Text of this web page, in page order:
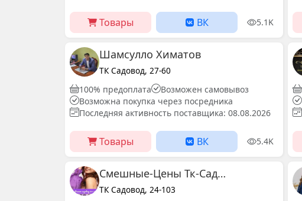
Товары ВК 5.1K
Шамсулло Химатов
ТК Садовод, 27-60
100% предоплата
Возможен самовывоз
Возможна покупка через посредника
Последняя активность поставщика: 08.08.2026
Товары ВК 5.4K
Смешные-Цены Тк-Садовод
ТК Садовод, 24-103